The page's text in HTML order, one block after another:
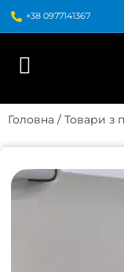
+38 0977141367
Головна / Товари з